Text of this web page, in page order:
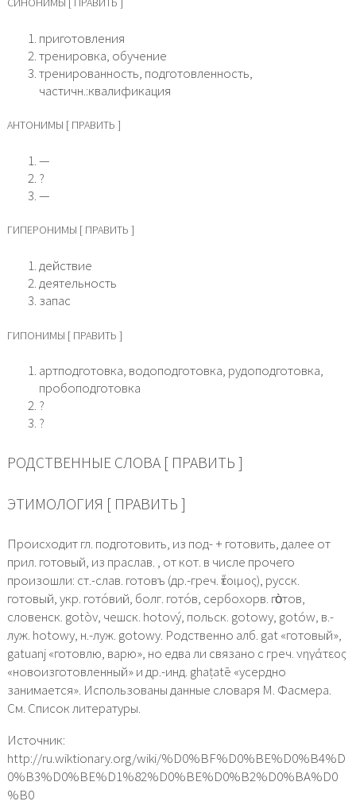
приготовления
тренировка, обучение
тренированность, подготовленность,
частичн.:квалификация
АНТОНИМЫ [ ПРАВИТЬ ]
—
?
—
ГИПЕРОНИМЫ [ ПРАВИТЬ ]
действие
деятельность
запас
ГИПОНИМЫ [ ПРАВИТЬ ]
артподготовка, водоподготовка, рудоподготовка,
пробоподготовка
?
?
РОДСТВЕННЫЕ СЛОВА [ ПРАВИТЬ ]
ЭТИМОЛОГИЯ [ ПРАВИТЬ ]
Происходит гл. подготовить, из под- + готовить, далее от
прил. готовый, из праслав. , от кот. в числе прочего
произошли: ст.-слав. готовъ (др.-греч. ἕτοιμος), русск.
готовый, укр. гото́вий, болг. гото́в, сербохорв. го̀тов,
словенск. gotòv, чешск. hotový, польск. gotowy, gotów, в.-
луж. hotowy, н.-луж. gotowy. Родственно алб. gat «готовый»,
gatuanj «готовлю, варю», но едва ли связано с греч. νηγάτεος
«новоизготовленный» и др.-инд. ghaṭatē «усердно
занимается». Использованы данные словаря М. Фасмера.
См. Список литературы.
Источник:
http://ru.wiktionary.org/wiki/%D0%BF%D0%BE%D0%B4%D
0%B3%D0%BE%D1%82%D0%BE%D0%B2%D0%BA%D0
%B0